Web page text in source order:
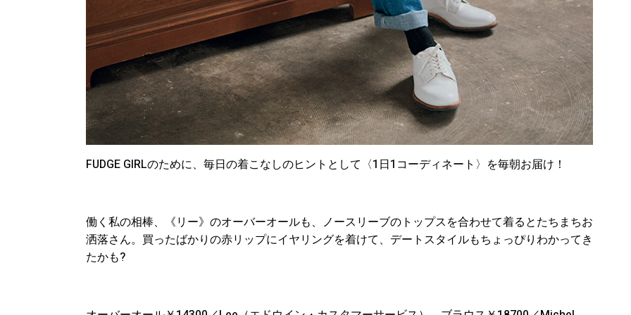
FUDGE GIRLのために、毎日の着こなしのヒントとして〈1日1コーディネート〉を毎朝お届け！
働く私の相棒、《リー》のオーバーオールも、ノースリーブのトップスを合わせて着るとたちまちお
洒落さん。買ったばかりの赤リップにイヤリングを着けて、デートスタイルもちょっぴりわかってき
たかも?